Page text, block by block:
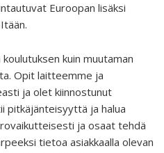
Euroopan lisäksi
kuin muutaman
Opit laitteemme ja
ja olet kiinnostunut
pitkäjänteisyyttä ja halua
ja osaat tehdä
tietoa asiakkaalla olevan